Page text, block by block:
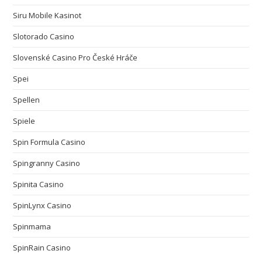
Siru Mobile Kasinot
Slotorado Casino
Slovenské Casino Pro České Hráče
Spei
Spellen
Spiele
Spin Formula Casino
Spingranny Casino
Spinita Casino
SpinLynx Casino
Spinmama
SpinRain Casino